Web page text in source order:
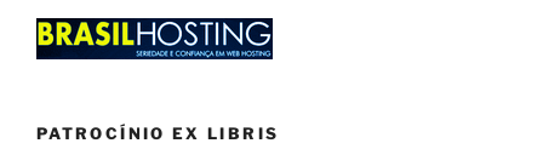
PATROCÍNIO EX LIBRIS